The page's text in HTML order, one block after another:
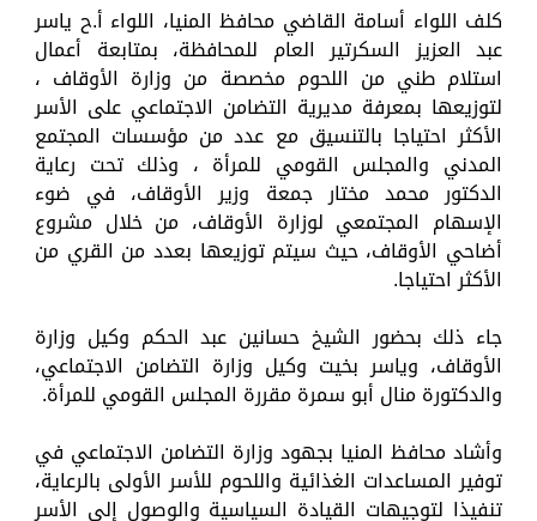
كلف اللواء أسامة القاضي محافظ المنيا، اللواء أ.ح ياسر
عبد العزيز السكرتير العام للمحافظة، بمتابعة أعمال
استلام طني من اللحوم مخصصة من وزارة الأوقاف ،
لتوزيعها بمعرفة مديرية التضامن الاجتماعي على الأسر
الأكثر احتياجا بالتنسيق مع عدد من مؤسسات المجتمع
المدني والمجلس القومي للمرأة ، وذلك تحت رعاية
الدكتور محمد مختار جمعة وزير الأوقاف، في ضوء
الإسهام المجتمعي لوزارة الأوقاف، من خلال مشروع
أضاحي الأوقاف، حيث سيتم توزيعها بعدد من القري من
الأكثر احتياجا.
جاء ذلك بحضور الشيخ حسانين عبد الحكم وكيل وزارة
الأوقاف، وياسر بخيت وكيل وزارة التضامن الاجتماعي،
والدكتورة منال أبو سمرة مقررة المجلس القومي للمرأة.
وأشاد محافظ المنيا بجهود وزارة التضامن الاجتماعي في
توفير المساعدات الغذائية واللحوم للأسر الأولى بالرعاية،
تنفيذا لتوجيهات القيادة السياسية والوصول إلى الأسر